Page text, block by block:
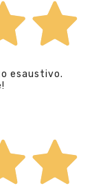
esaustivo.